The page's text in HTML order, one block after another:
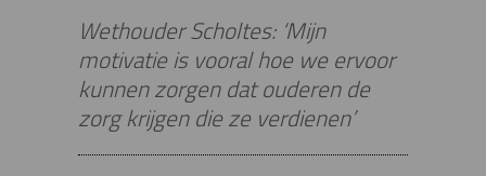
Wethouder Scholtes: ‘Mijn
motivatie is vooral hoe we ervoor
kunnen zorgen dat ouderen de
zorg krijgen die ze verdienen’